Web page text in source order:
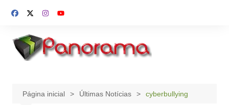
para
conteúdo
Página inicial Últimas Notícias cyberbullying